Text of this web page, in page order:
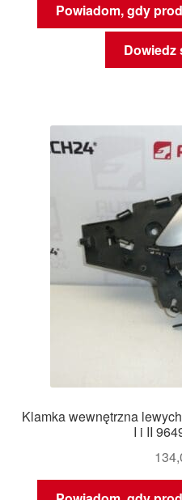
Powiadom, gdy
Dowiedz
Klamka wewnętrzna
I i II